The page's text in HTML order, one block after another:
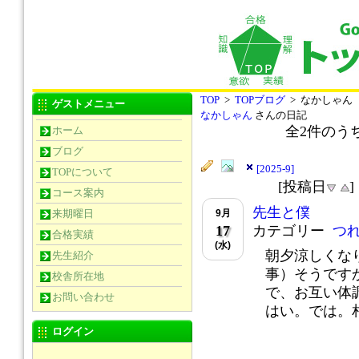
ゲストメニュー
ホーム
ブログ
TOPについて
コース案内
来期曜日
合格実績
先生紹介
校舎所在地
お問い合わせ
ログイン
TOP > TOPブログ > なかしゃん
なかしゃん さんの日記
全2件のう
[2025-9]
[投稿日 ]
9月
17
(水)
先生と僕
カテゴリー つ
朝夕涼しくな
事）そうです
で、お互い体
はい。では。